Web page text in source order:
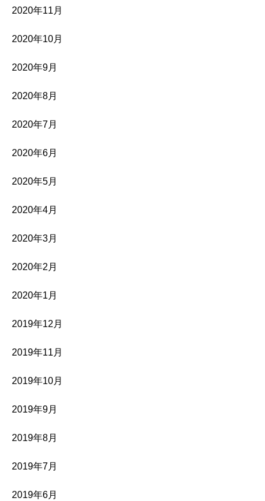
2020年11月
2020年10月
2020年9月
2020年8月
2020年7月
2020年6月
2020年5月
2020年4月
2020年3月
2020年2月
2020年1月
2019年12月
2019年11月
2019年10月
2019年9月
2019年8月
2019年7月
2019年6月